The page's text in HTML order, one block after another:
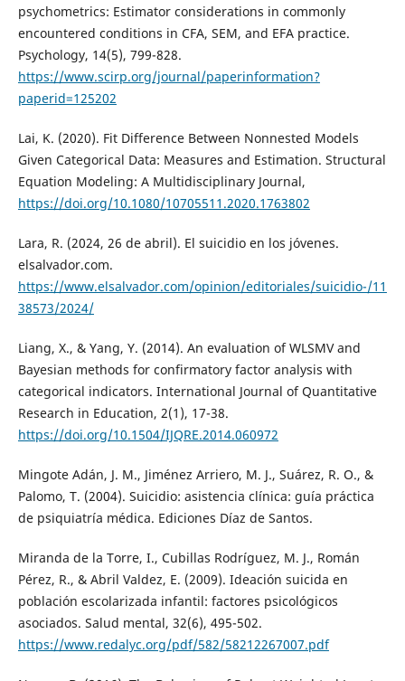
psychometrics: Estimator considerations in commonly
encountered conditions in CFA, SEM, and EFA practice.
Psychology, 14(5), 799-828.
https://www.scirp.org/journal/paperinformation?
paperid=125202
Lai, K. (2020). Fit Difference Between Nonnested Models
Given Categorical Data: Measures and Estimation. Structural
Equation Modeling: A Multidisciplinary Journal,
https://doi.org/10.1080/10705511.2020.1763802
Lara, R. (2024, 26 de abril). El suicidio en los jóvenes.
elsalvador.com.
https://www.elsalvador.com/opinion/editoriales/suicidio-/11
38573/2024/
Liang, X., & Yang, Y. (2014). An evaluation of WLSMV and
Bayesian methods for confirmatory factor analysis with
categorical indicators. International Journal of Quantitative
Research in Education, 2(1), 17-38.
https://doi.org/10.1504/IJQRE.2014.060972
Mingote Adán, J. M., Jiménez Arriero, M. J., Suárez, R. O., &
Palomo, T. (2004). Suicidio: asistencia clínica: guía práctica
de psiquiatría médica. Ediciones Díaz de Santos.
Miranda de la Torre, I., Cubillas Rodríguez, M. J., Román
Pérez, R., & Abril Valdez, E. (2009). Ideación suicida en
población escolarizada infantil: factores psicológicos
asociados. Salud mental, 32(6), 495-502.
https://www.redalyc.org/pdf/582/58212267007.pdf